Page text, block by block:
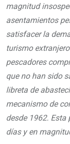
magnitud
asentamientos
satisfacer la
turismo
pescadores
que no han sido
libreta de
mecanismo de
desde 1962.
días y en